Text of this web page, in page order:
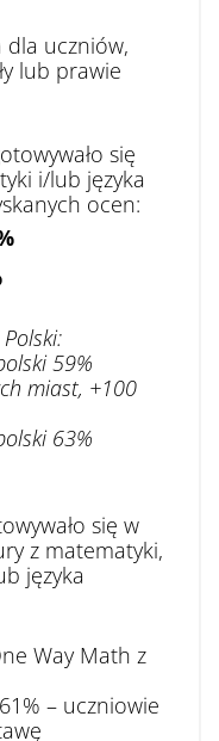
dla uczniów,
lub prawie
się
i/lub języka
ocen:
59%
miast, +100
63%
się w
z matematyki,
języka
Way Math z
– uczniowie